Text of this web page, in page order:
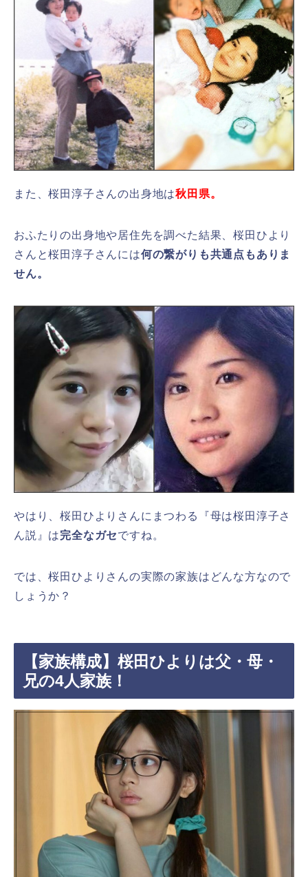
また、桜田淳子さんの出身地は秋田県。
おふたりの出身地や居住先を調べた結果、桜田ひより
さんと桜田淳子さんには何の繋がりも共通点もありま
せん。
やはり、桜田ひよりさんにまつわる『母は桜田淳子さ
ん説』は完全なガセですね。
では、桜田ひよりさんの実際の家族はどんな方なので
しょうか？
【家族構成】桜田ひよりは父・母・
兄の4人家族！